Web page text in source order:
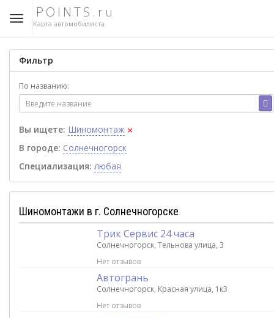
POINTS.ru
Карта автомобилиста
Фильтр
По названию:
Вы ищете: Шиномонтаж ×
В городе: Солнечногорск
Специализация: любая
Шиномонтажи в г. Солнечногорске
Трик Сервис 24 часа
Солнечногорск, Тельнова улица, 3
Нет отзывов
Автогрань
Солнечногорск, Красная улица, 1к3
Нет отзывов